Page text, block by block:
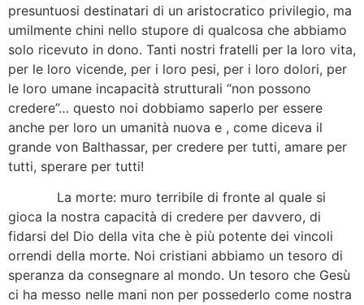
presuntuosi destinatari di un aristocratico privilegio, ma
umilmente chini nello stupore di qualcosa che abbiamo
solo ricevuto in dono. Tanti nostri fratelli per la loro vita,
per le loro vicende, per i loro pesi, per i loro dolori, per
le loro umane incapacità strutturali “non possono
credere”… questo noi dobbiamo saperlo per essere
anche per loro un umanità nuova e , come diceva il
grande von Balthassar, per credere per tutti, amare per
tutti, sperare per tutti!
La morte: muro terribile di fronte al quale si
gioca la nostra capacità di credere per davvero, di
fidarsi del Dio della vita che è più potente dei vincoli
orrendi della morte. Noi cristiani abbiamo un tesoro di
speranza da consegnare al mondo. Un tesoro che Gesù
ci ha messo nelle mani non per possederlo come nostra